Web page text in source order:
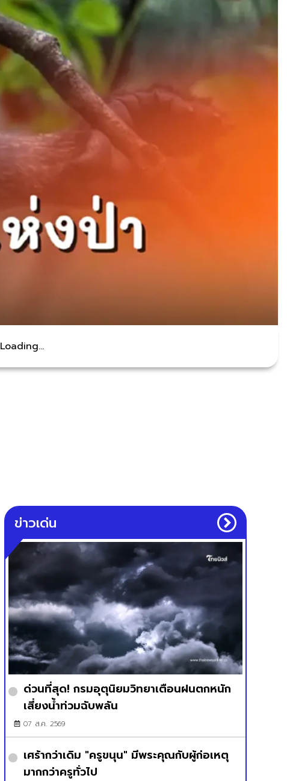
Loading...
ข่าวเด่น
ด่วนที่สุด! กรมอุตุนิยมวิทยาเตือนฝนตกหนัก
เสี่ยงน้ำท่วมฉับพลัน
07 ส.ค. 2569
เศร้ากว่าเดิม "ครูขนุน" มีพระคุณกับผู้ก่อเหตุ
มากกว่าครูทั่วไป